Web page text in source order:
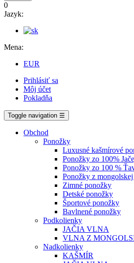
0
Jazyk:
Mena:
EUR
Prihlásiť sa
Môj účet
Pokladňa
Toggle navigation ☰
Obchod
Ponožky
Luxusné kašmírové
Ponožky zo 100%
Ponožky zo 100 %
Ponožky z
Zimné ponožky
Detské ponožky
Športové ponožky
Bavlnené ponožky
Podkolienky
JAČIA VLNA
VLNA Z
Nadkolienky
KAŠMÍR